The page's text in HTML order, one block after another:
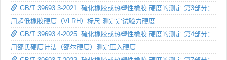
GB/T 39693.3-2021 硫化橡胶或热塑性橡胶 硬度的测定 第3部分：
用超低橡胶硬度（VLRH）标尺 测定定试验力硬度
GB/T 39693.4-2025 硫化橡胶或热塑性橡胶 硬度的测定 第4部分：
用邵氏硬度计法（邵尔硬度）测定压入硬度